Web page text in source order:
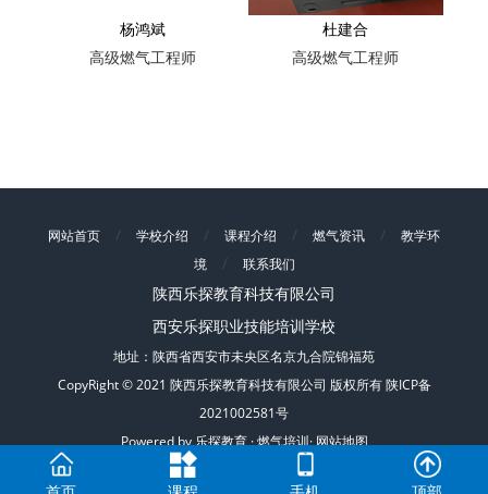
杨鸿斌
高级燃气工程师
杜建合
高级燃气工程师
网站首页 / 学校介绍 / 课程介绍 / 燃气资讯 / 教学环
境/ 联系我们
陕西乐探教育科技有限公司
西安乐探职业技能培训学校
地址：陕西省西安市未央区名京九合院锦福苑
CopyRight © 2021 陕西乐探教育科技有限公司 版权所有陕ICP备
2021002581号
Powered by乐探教育·燃气培训·网站地图